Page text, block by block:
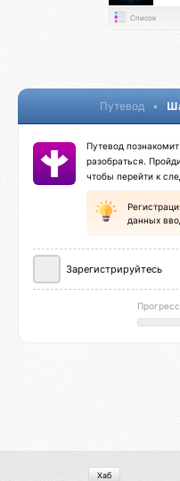
Список
Путевод •
Путевод
разобраться.
чтобы перейти к
данных
Зарегистрируйтесь
Хаб